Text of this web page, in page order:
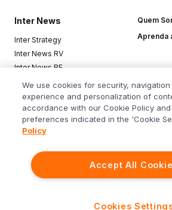
Siga o Inter
Inter News
Inter Strategy
Inter News RV
Inter News RF
Top Funds
Quem
Aprenda
Baixe o app
We use cookies for security,
experience and personalization of
accordance with our Cookie Policy
preferences indicated in the 'Cookie
Policy
Accept All
Cookies